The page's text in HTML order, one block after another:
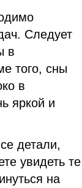
Следует
в
того, сны
в
яркой и
детали,
увидеть те
на